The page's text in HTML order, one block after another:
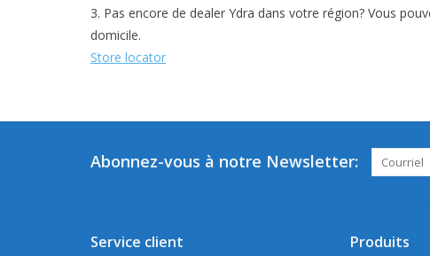
Pas encore de dealer Ydra dans votre région? Vous
domicile.
Store locator
Abonnez-vous à notre Newsletter:
Service client Produits